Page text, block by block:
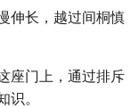
伸长，越过间桐慎
座门上，通过排斥
。